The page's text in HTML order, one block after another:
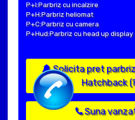
P+I:Parbriz cu incalzire
P+H:Parbriz heliomat
P+C:Parbriz cu camera
P+Hud:Parbriz cu head up display
Solicita pret parbriz
Hatchback
Suna